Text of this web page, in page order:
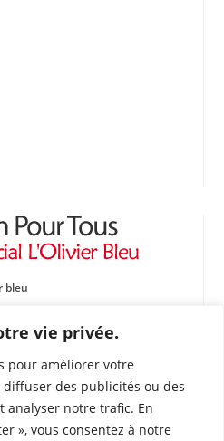
vie privée.
pour améliorer votre
des publicités ou des
analyser notre trafic. En
», vous consentez à notre
bleu
Léo Lagrange Méditerranée